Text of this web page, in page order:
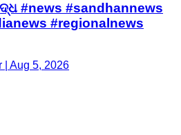
#news #sandhannews
#regionalnews
| Aug 5, 2026